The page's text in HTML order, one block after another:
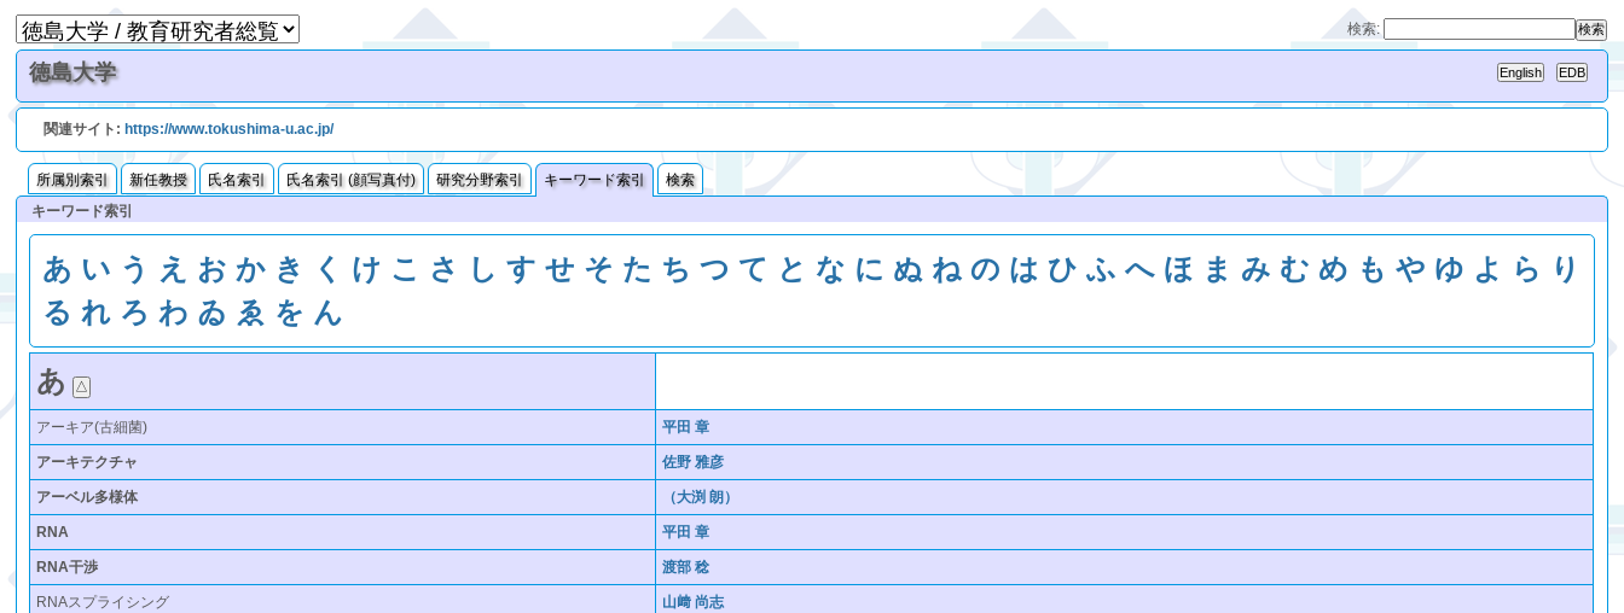
検索:
徳島大学
関連サイト: https://www.tokushima-u.ac.jp/
所属別索引 新任教授 氏名索引 氏名索引 (顔写真付) 研究分野索引 キーワード索引
検索
キーワード索引
あ い う え お か き く け こ さ し す せ そ た ち つ て と な に ぬ ね の は ひ ふ へ ほ ま み む め も や ゆ よ ら り
る れ ろ わ ゐ ゑ を ん
あ
アーキア(古細菌) 平田 章
アーキテクチャ 佐野 雅彦
アーベル多様体 （大渕 朗）
RNA 平田 章
RNA干渉 渡部 稔
RNAスプライシング 山﨑 尚志